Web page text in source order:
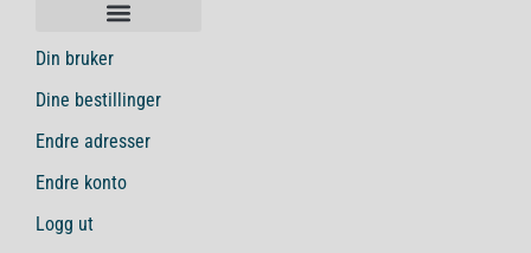
Din bruker
Dine bestillinger
Endre adresser
Endre konto
Logg ut